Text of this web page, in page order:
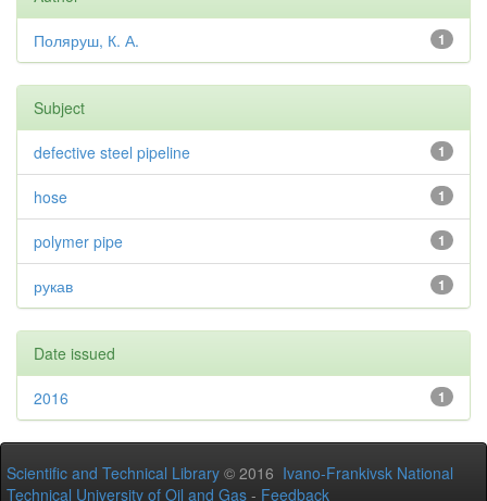
1
Поляруш, К. А.
Subject
1
defective steel pipeline
1
hose
1
polymer pipe
1
рукав
Date issued
1
2016
Scientific and Technical Library © 2016 Ivano-Frankivsk National
Technical University of Oil and Gas - Feedback